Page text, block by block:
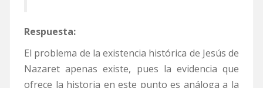
Respuesta:
El problema de la existencia histórica de Jesús de
Nazaret apenas existe, pues la evidencia que
ofrece la historia en este punto es análoga a la